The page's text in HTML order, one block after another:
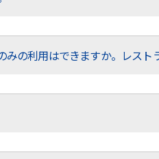
の利用はできますか。レスト